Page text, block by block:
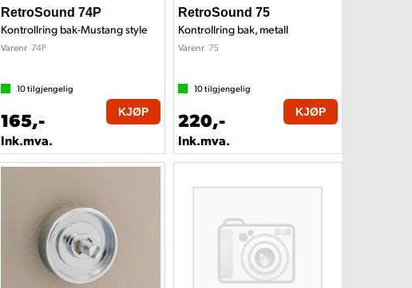
RetroSound 74P
Kontrollring bak-Mustang style
Varenr 74P
10tilgjengelig
165,-
Ink.mva.
KJØP
RetroSound 75
Kontrollring bak, metall
Varenr 75
10tilgjengelig
220,-
Ink.mva.
KJØP